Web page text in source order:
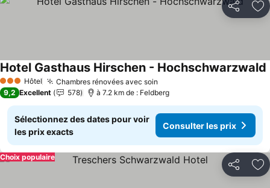
Partager
3 ÉtoilesHôtel Chambres rénovées avec soin
Hotel Gasthaus Hirschen - Hochschwarzwald
9,2 Excellent 578 à 7.2 km de : Feldberg
Sélectionnez des dates pour voir
les prix exacts
Consulter les prix
Partager
Choix populaire